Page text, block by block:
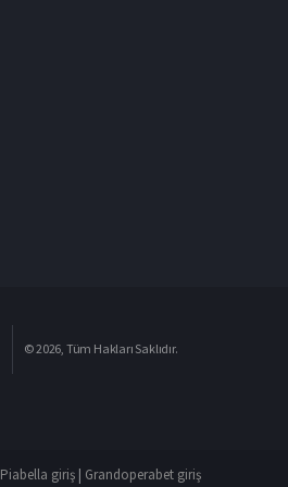
© 2026, Tüm Hakları Saklıdır.
Piabella giriş | Grandoperabet giriş